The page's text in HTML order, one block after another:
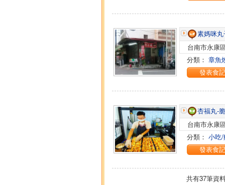
素媽咪
台南市永康
分類： 章魚
發表食記
杏福丸-
台南市永康
分類： 小吃
發表食記
共有37筆資